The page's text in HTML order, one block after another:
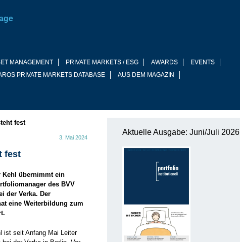
MANAGEMENT PRIVATE MARKETS / ESG AWARDS
EVENTS
PRIVATE MARKETS DATABASE AUS DEM MAGAZIN
fest
3. Mai 2024
fest
Kehl übernimmt ein
des BVV
der Verka. Der
eine Weiterbildung zum
ist seit Anfang Mai Leiter
Aktuelle Ausgabe: Juni/Juli 2026